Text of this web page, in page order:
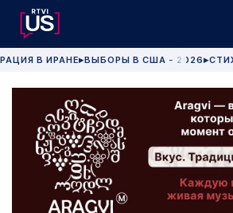
В ИРАНЕ▶ВЫБОРЫ В США - 2026 ▶